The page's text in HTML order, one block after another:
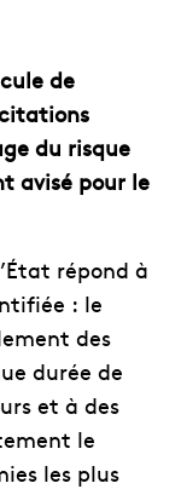
de
du risque
avisé pour le
répond à
: le
des
durée de
et à des
le
les plus